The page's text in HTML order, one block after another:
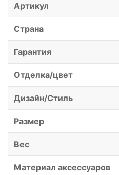
Артикул
Страна
Гарантия
Отделка/цвет
Дизайн/Стиль
Размер
Вес
Материал аксессуаров